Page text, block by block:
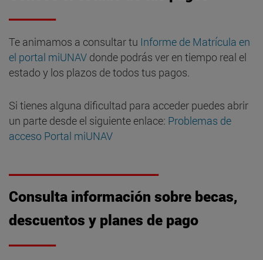
Te animamos a consultar tu Informe de Matrícula en
el portal miUNAV donde podrás ver en tiempo real el
estado y los plazos de todos tus pagos.
Si tienes alguna dificultad para acceder puedes abrir
un parte desde el siguiente enlace: Problemas de
acceso Portal miUNAV
Consulta información sobre becas,
descuentos y planes de pago